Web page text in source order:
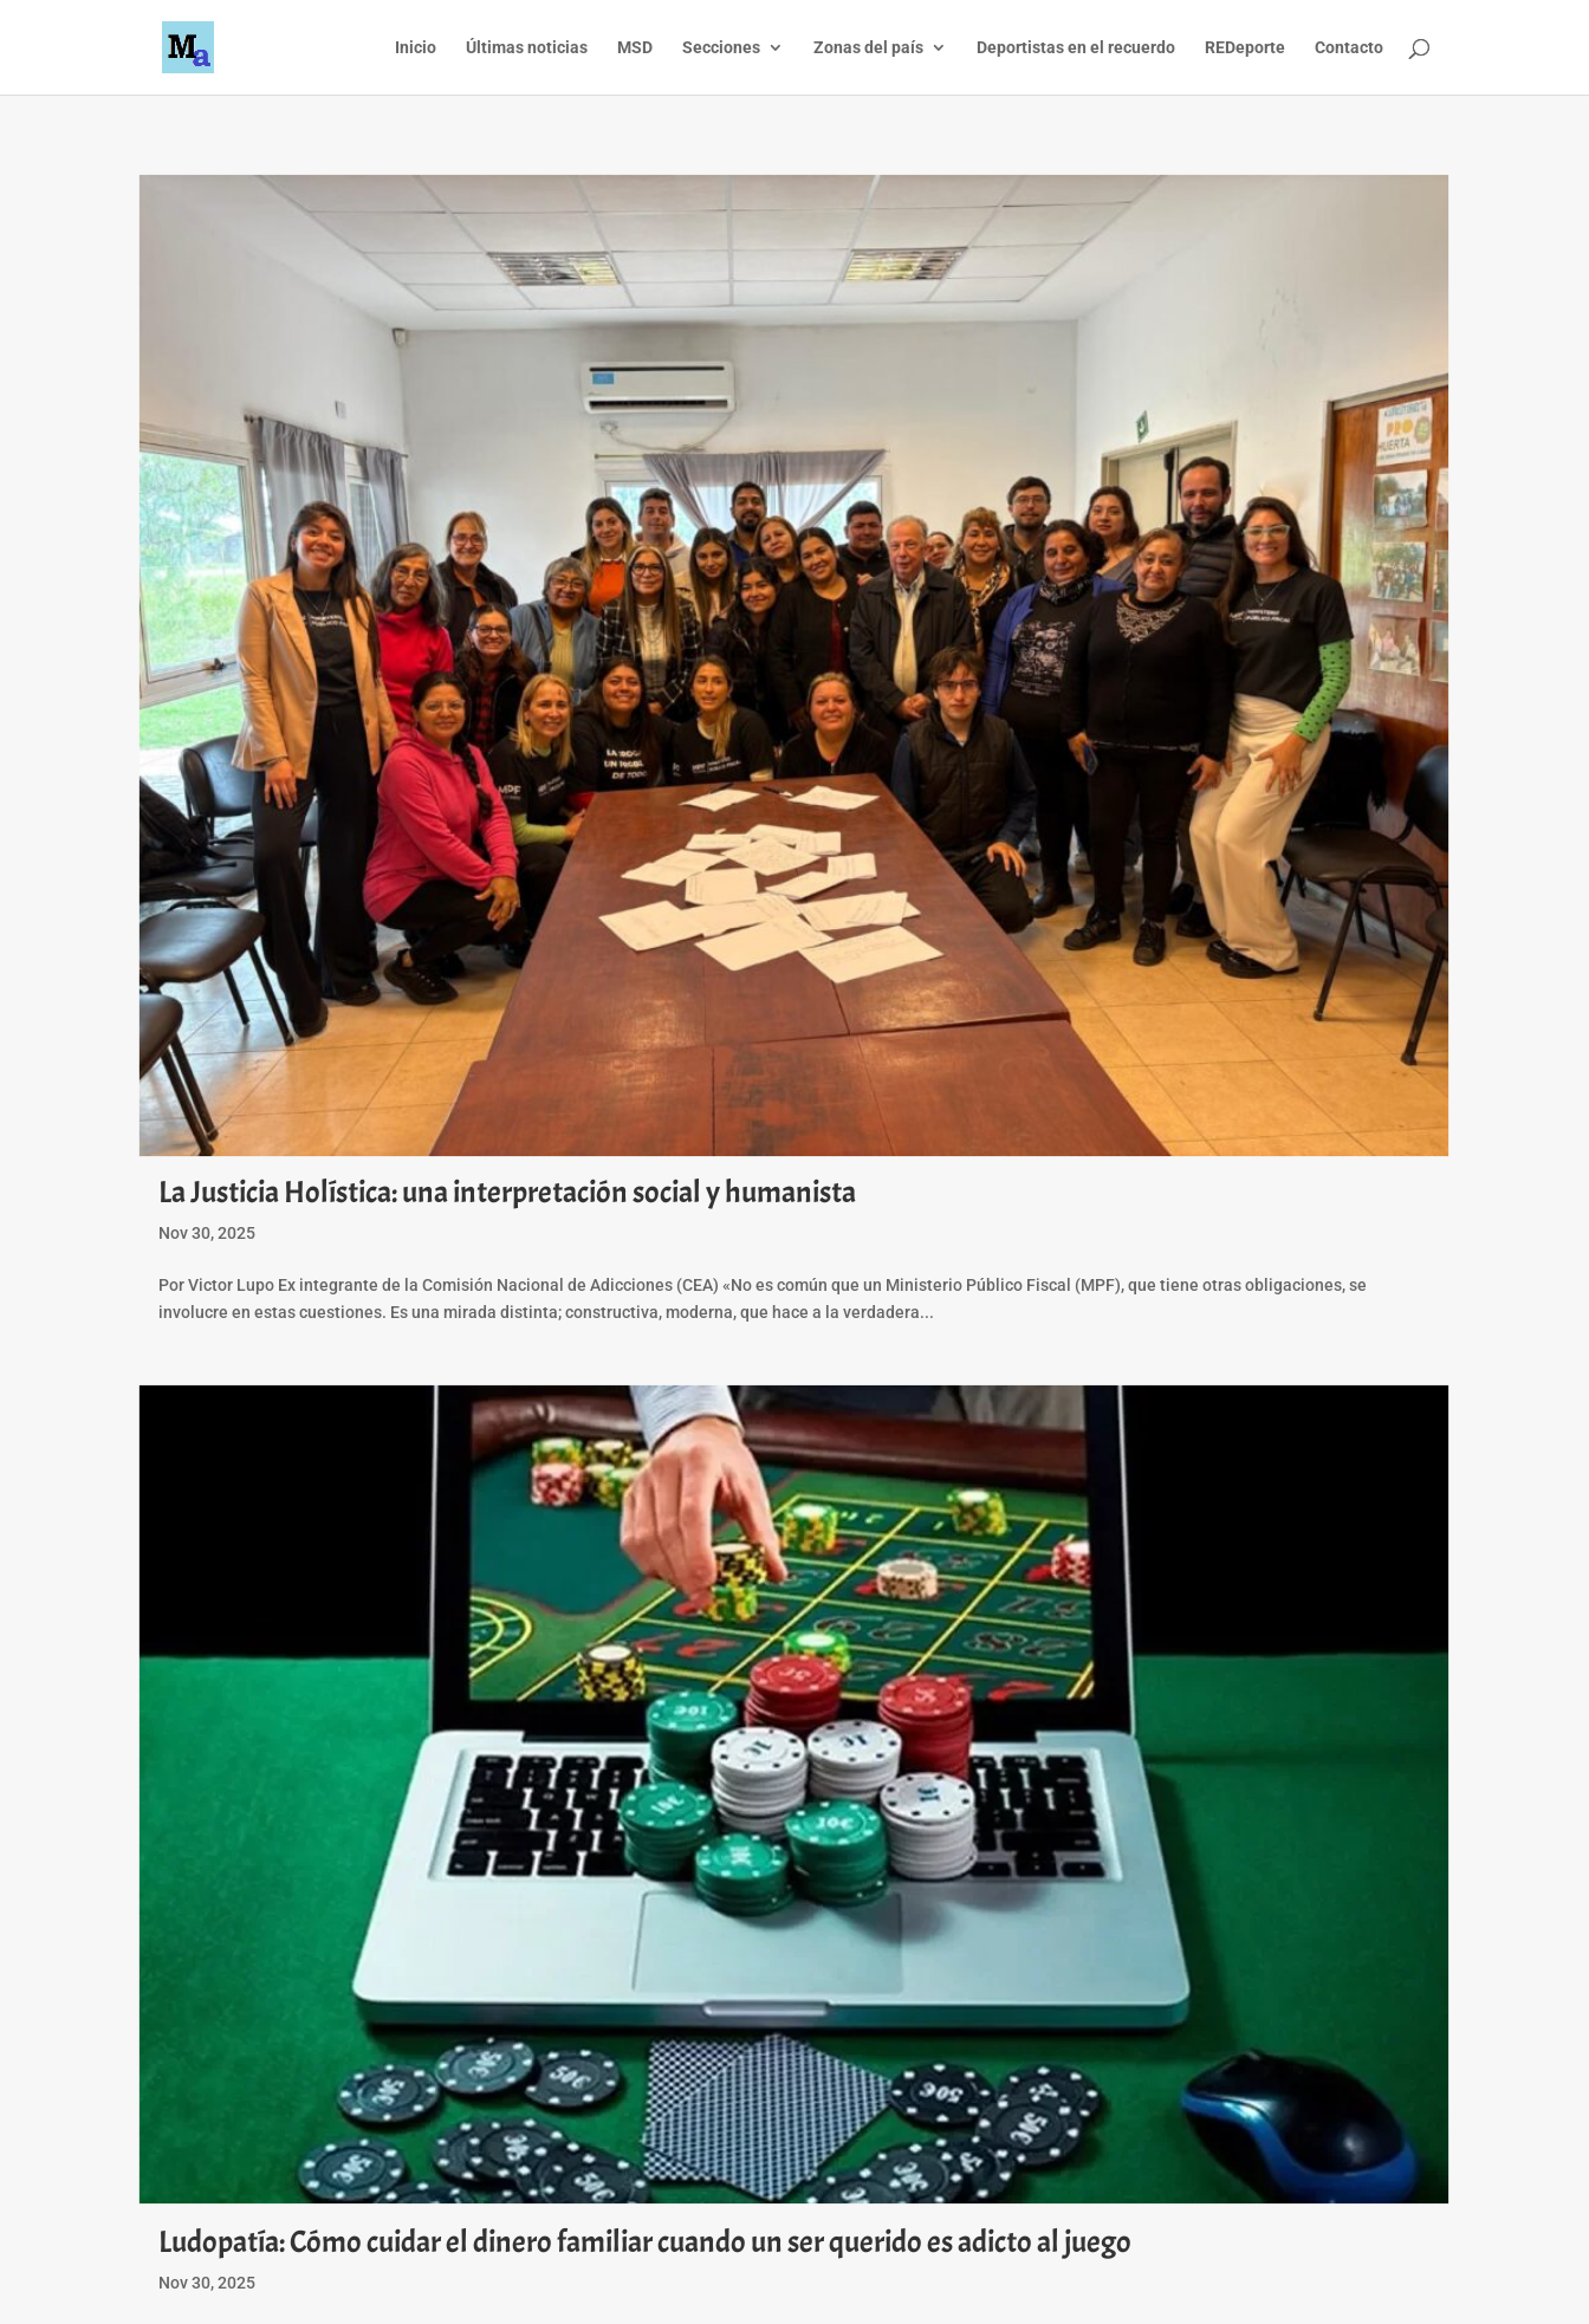
Inicio Últimas noticias MSD Secciones Zonas del país Deportistas en el recuerdo REDeporte Contacto
La Justicia Holística: una interpretación social y humanista
Nov 30, 2025
Por Victor Lupo Ex integrante de la Comisión Nacional de Adicciones (CEA) «No es común que un Ministerio Público Fiscal (MPF), que tiene otras obligaciones, se
involucre en estas cuestiones. Es una mirada distinta; constructiva, moderna, que hace a la verdadera...
Ludopatía: Cómo cuidar el dinero familiar cuando un ser querido es adicto al juego
Nov 30, 2025